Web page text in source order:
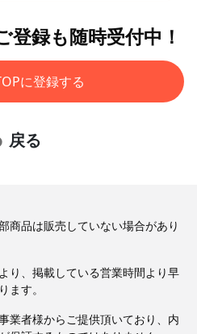
登録も随時受付中！
に登録する
戻る
商品は販売していない場合があり
り、掲載している営業時間より早
ます。
業者様からご提供頂いており、内